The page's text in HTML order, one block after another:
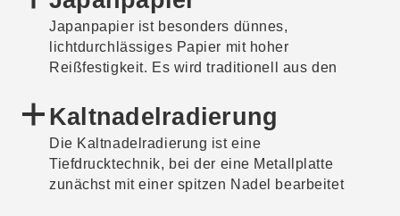
neuen Daten. Die zur Verfügung gestellten
Datensätze sind stets in ihrer Anzahl begrenzt
und können nie die Gesamtheit der Umwelt
abbilden.
bei der das positive Bild der Größe des
Negativs entspricht.
Abgrenzungs- oder Stützmaterial im Bauwesen
und in der Tierhaltung verwendet.
Japanpapier ist besonders dünnes,
lichtdurchlässiges Papier mit hoher
Reißfestigkeit. Es wird traditionell aus den
(Papiermaulbeerbaum), ›Mitsumata‹
(Japanischer Papierbusch) und ›Gampi‹
(Japanischer Papierbaum) handgeschöpft und
für feine Druckarbeiten wie auch in der
Restaurierung verwendet.
Kaltnadelradierung
Die Kaltnadelradierung ist eine
Tiefdrucktechnik, bei der eine Metallplatte
zunächst mit einer spitzen Nadel bearbeitet